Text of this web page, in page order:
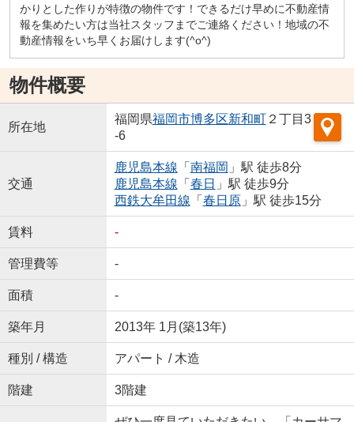
かりとした作りが特徴の物件です！できるだけ早めに不動産情
報を集めたい方は当社スタッフまでご連絡ください！地域の不
動産情報をいち早くお届けします(^o^)
物件概要
所在地
福岡県福岡市博多区新和町２丁目3
-6
交通
鹿児島本線 「 南福岡 」駅 徒歩8分
鹿児島本線 「 春日 」駅 徒歩9分
西鉄大牟田線 「 春日原」駅 徒歩15分
賃料 -
管理費等 -
面積 -
築年月 2013年 1月(築13年)
種別 / 構造 アパート / 木造
階建 3階建